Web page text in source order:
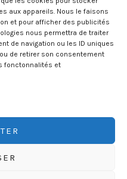
aux appareils. Nous le faisons
et pour afficher des publicités
nous permettra de traiter
de navigation ou les ID uniques
de retirer son consentement
fonctonnalités et
L’île